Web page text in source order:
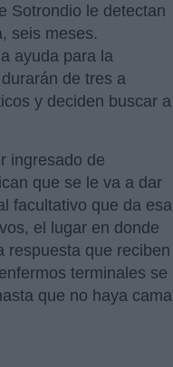
Sotrondio le detectan
seis meses.
ayuda para la
de tres a
y deciden buscar a
ingresado de
que se le va a dar
facultativo que da esa
el lugar en donde
respuesta que reciben
terminales se
que no haya cama